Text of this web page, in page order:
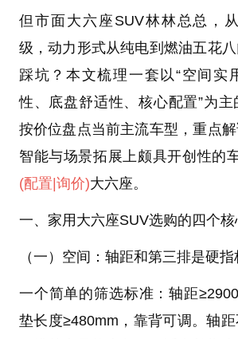
但市面大六座SUV林林总总，
级，动力形式从纯电到燃油五花
踩坑？本文梳理一套以“空间实
性、底盘舒适性、核心配置”为
按价位盘点当前主流车型，重点解
智能与场景拓展上颇具开创性
(配置 |询价)大六座。
一、家用大六座SUV选购的四个
（一）空间：轴距和第三排是硬指
一个简单的筛选标准：轴距
垫长度≥480mm，靠背可调。轴